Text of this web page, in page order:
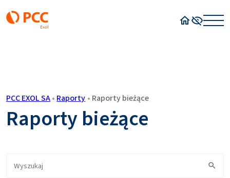
PCC EXOL SA• Raporty • Raporty bieżące
Raporty bieżące